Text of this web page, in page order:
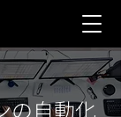
の自動化